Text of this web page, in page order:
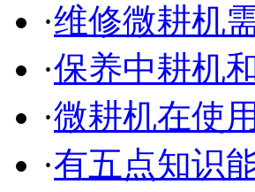
·维修微耕机
·保养中耕机
·微耕机在使
·有五点知识